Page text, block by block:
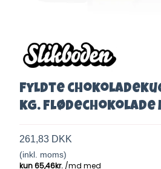
Fyldte
kg. Flødechokolade
261,83 DKK
(inkl. moms)